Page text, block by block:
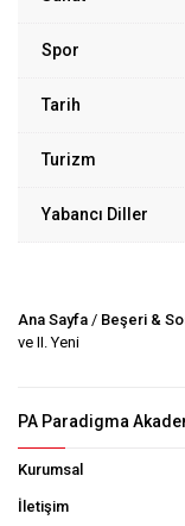
Spor
Tarih
Turizm
Yabancı Diller
Ana Sayfa / Beşeri &
ve II. Yeni
PA Paradigma
Kurumsal
İletişim